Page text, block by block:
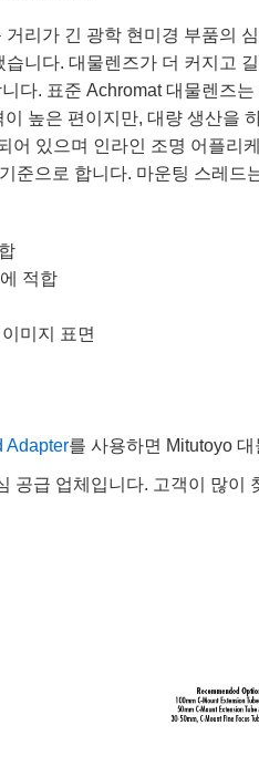
리가 긴 광학 현미경 부품의
니다. 대물렌즈가 더 커지고
다. 표준 Achromat 대물렌즈
높은 편이지만, 대량 생산을
어 있으며 인라인 조명 어플
준으로 합니다. 마운팅 스레드
적합
미지 표면
Adapter를 사용하면 Mitutoyo
공급 업체입니다. 고객이 많이